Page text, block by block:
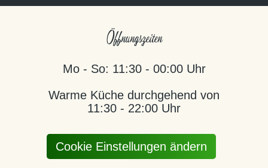
Öffnungszeiten
Mo - So: 11:30 - 00:00 Uhr
Warme Küche durchgehend von
11:30 - 22:00 Uhr
Cookie Einstellungen ändern